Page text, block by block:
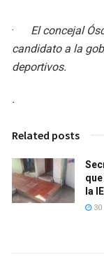
· El concejal
candidato a la
deportivos.
.
Related posts
la
30